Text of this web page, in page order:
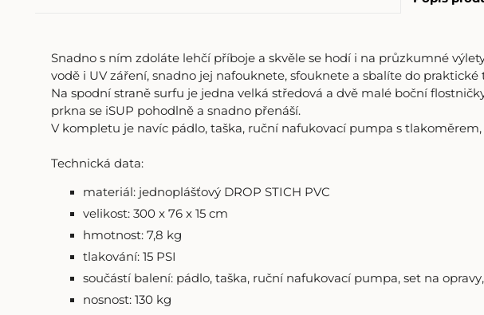
Snadno s ním zdoláte lehčí příboje a skvěle se hodí i na průzkumné
vodě i UV záření, snadno jej nafouknete, sfouknete a sbalíte do
Na spodní straně surfu je jedna velká středová a dvě malé boční
prkna se iSUP pohodlně a snadno přenáší.
V kompletu je navíc pádlo, taška, ruční nafukovací pumpa s
Technická data:
materiál: jednoplášťový DROP STICH PVC
velikost: 300 x 76 x 15 cm
hmotnost: 7,8 kg
tlakování: 15 PSI
součástí balení: pádlo, taška, ruční nafukovací pumpa, set na
nosnost: 130 kg